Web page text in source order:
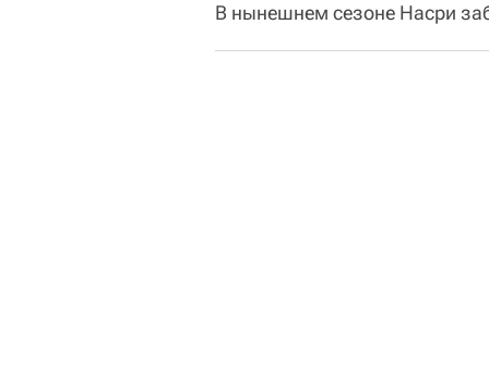
В нынешнем сезоне Насри